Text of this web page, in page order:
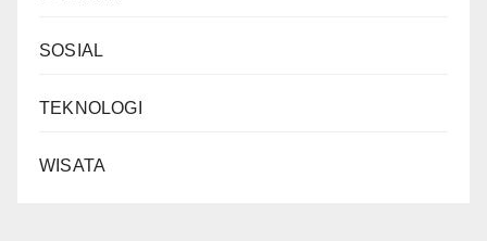
SOSIAL
TEKNOLOGI
WISATA